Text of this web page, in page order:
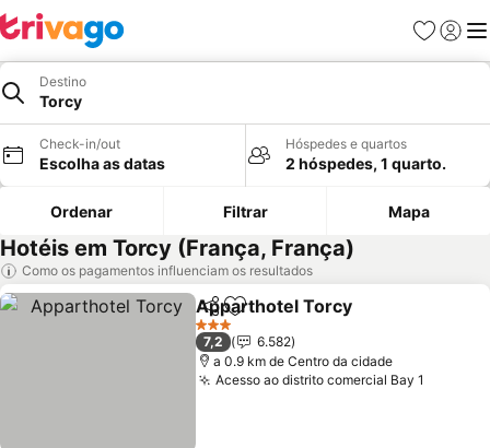
Favoritos
Iniciar
Destino
Torcy
Check-in/out
Escolha as datas
Hóspedes e quartos
2 hóspedes, 1 quarto.
Ordenar Filtrar Mapa
Hotéis em Torcy (França, França)
Como os pagamentos influenciam os resultados
PartilharAdicionar aos favoritos
Apparthotel Torcy
3 Estrelas
7,2
6.582
a 0.9 km de Centro da cidade
Acesso ao distrito comercial Bay 1